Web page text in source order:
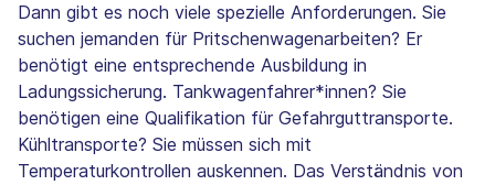
Dann gibt es noch viele spezielle Anforderungen. Sie
suchen jemanden für Pritschenwagenarbeiten? Er
benötigt eine entsprechende Ausbildung in
Ladungssicherung. Tankwagenfahrer*innen? Sie
benötigen eine Qualifikation für Gefahrguttransporte.
Kühltransporte? Sie müssen sich mit
Temperaturkontrollen auskennen. Das Verständnis von